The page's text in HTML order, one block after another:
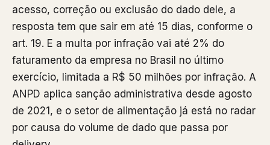
acesso, correção ou exclusão do dado dele, a
resposta tem que sair em até 15 dias, conforme o
art. 19. E a multa por infração vai até 2% do
faturamento da empresa no Brasil no último
exercício, limitada a R$ 50 milhões por infração. A
ANPD aplica sanção administrativa desde agosto
de 2021, e o setor de alimentação já está no radar
por causa do volume de dado que passa por